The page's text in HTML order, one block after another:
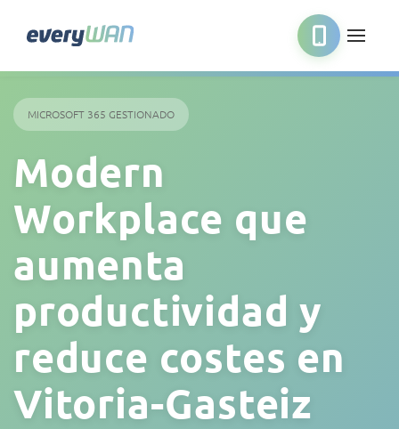
MICROSOFT 365 GESTIONADO
Modern
Workplace que
aumenta
productividad y
reduce costes en
Vitoria-Gasteiz